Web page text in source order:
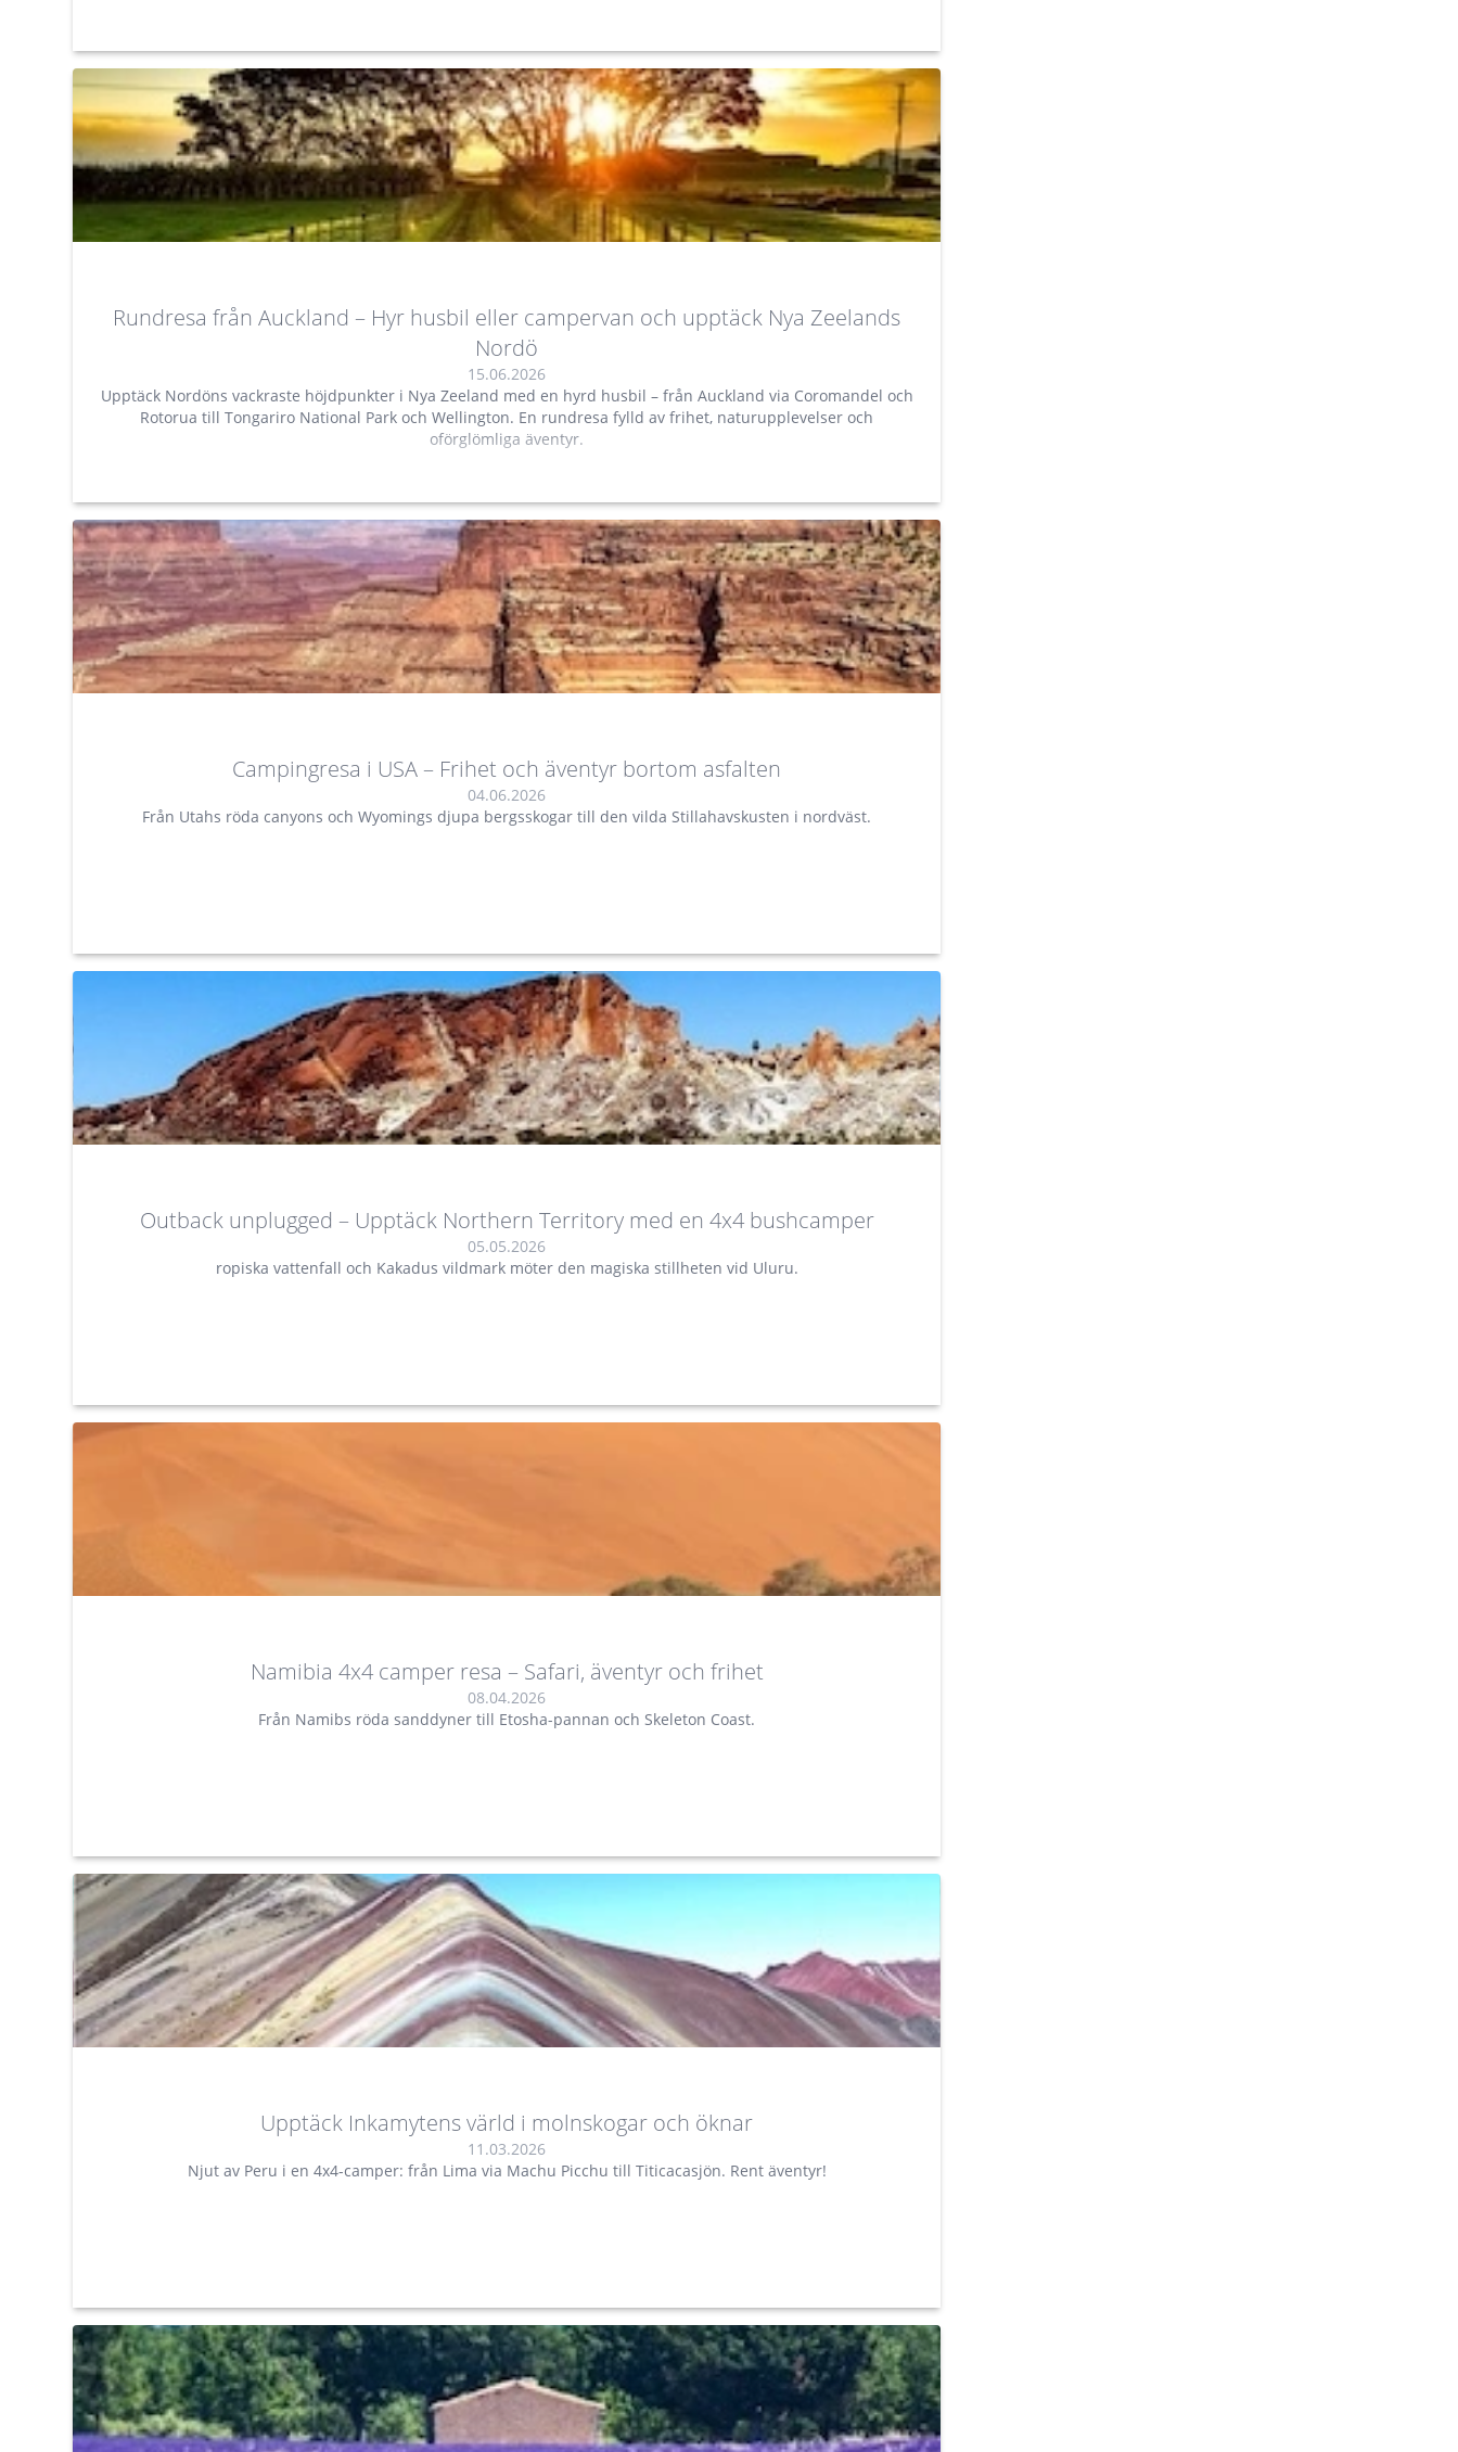
Rundresa från Auckland – Hyr husbil eller campervan och upptäck Nya Zeelands
Nordö
15.06.2026
Upptäck Nordöns vackraste höjdpunkter i Nya Zeeland med en hyrd husbil – från Auckland via Coromandel och
Rotorua till Tongariro National Park och Wellington. En rundresa fylld av frihet, naturupplevelser och
oförglömliga äventyr.
Campingresa i USA – Frihet och äventyr bortom asfalten
04.06.2026
Från Utahs röda canyons och Wyomings djupa bergsskogar till den vilda Stillahavskusten i nordväst.
Outback unplugged – Upptäck Northern Territory med en 4x4 bushcamper
05.05.2026
ropiska vattenfall och Kakadus vildmark möter den magiska stillheten vid Uluru.
Namibia 4x4 camper resa – Safari, äventyr och frihet
08.04.2026
Från Namibs röda sanddyner till Etosha-pannan och Skeleton Coast.
Upptäck Inkamytens värld i molnskogar och öknar
11.03.2026
Njut av Peru i en 4x4-camper: från Lima via Machu Picchu till Titicacasjön. Rent äventyr!